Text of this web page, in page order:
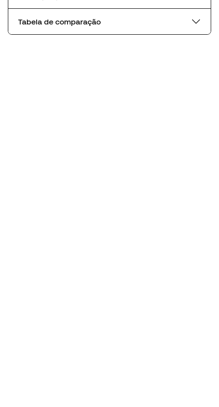
Tabela de comparação